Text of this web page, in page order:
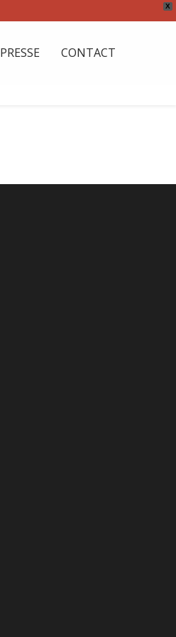
X
PRESSE CONTACT